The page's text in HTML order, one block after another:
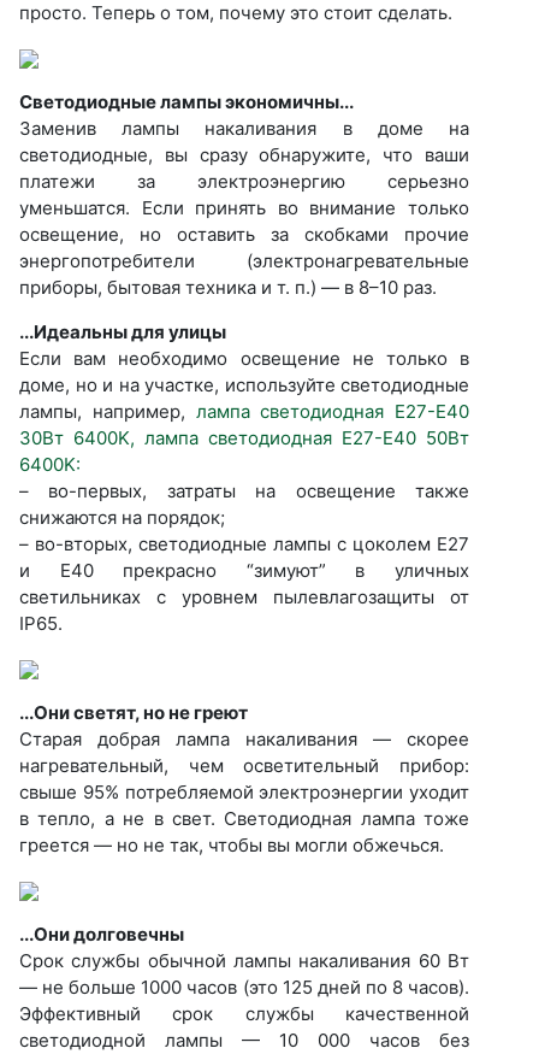
просто. Теперь о том, почему это стоит сделать.
Светодиодные лампы экономичны...
Заменив лампы накаливания в доме на
светодиодные, вы сразу обнаружите, что ваши
платежи за электроэнергию серьезно
уменьшатся. Если принять во внимание только
освещение, но оставить за скобками прочие
энергопотребители (электронагревательные
приборы, бытовая техника и т. п.) — в 8–10 раз.
...Идеальны для улицы
Если вам необходимо освещение не только в
доме, но и на участке, используйте светодиодные
лампы, например, лампа светодиодная E27-E40
30Вт 6400K, лампа светодиодная E27-E40 50Вт
6400K:
– во-первых, затраты на освещение также
снижаются на порядок;
– во-вторых, светодиодные лампы с цоколем Е27
и Е40 прекрасно “зимуют” в уличных
светильниках с уровнем пылевлагозащиты от
IP65.
...Они светят, но не греют
Старая добрая лампа накаливания — скорее
нагревательный, чем осветительный прибор:
свыше 95% потребляемой электроэнергии уходит
в тепло, а не в свет. Светодиодная лампа тоже
греется — но не так, чтобы вы могли обжечься.
...Они долговечны
Срок службы обычной лампы накаливания 60 Вт
— не больше 1000 часов (это 125 дней по 8 часов).
Эффективный срок службы качественной
светодиодной лампы — 10 000 часов без